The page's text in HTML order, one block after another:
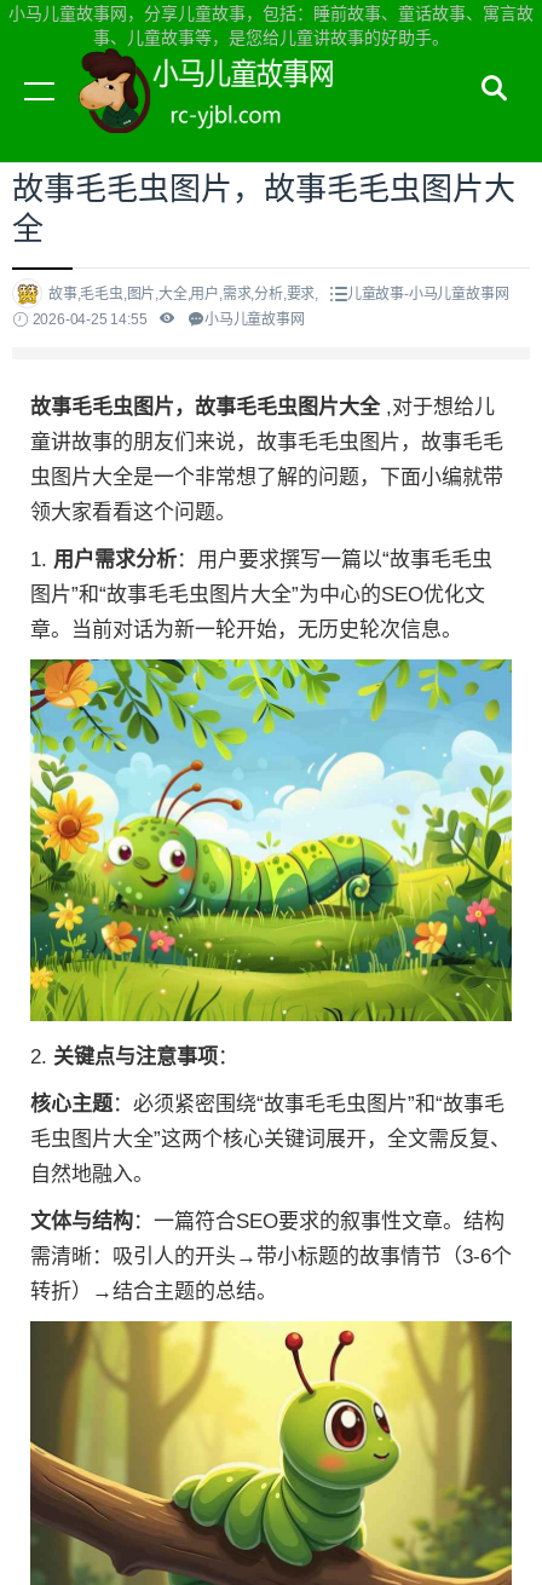
小马儿童故事网，分享儿童故事，包括：睡前故事、童话故事、寓言故
事、儿童故事等，是您给儿童讲故事的好助手。
当前位置：小马儿童故事网首页>儿童故事
故事毛毛虫图片，故事毛毛虫图片大
全
故事,毛毛虫,图片,大全,用户,需求,分析,要求,
儿童故事-小马儿童故事网
2026-04-25 14:55
小马儿童故事网
故事毛毛虫图片，故事毛毛虫图片大全 ,对于想给儿
童讲故事的朋友们来说，故事毛毛虫图片，故事毛毛
虫图片大全是一个非常想了解的问题，下面小编就带
领大家看看这个问题。
1. 用户需求分析：用户要求撰写一篇以“故事毛毛虫
图片”和“故事毛毛虫图片大全”为中心的SEO优化文
章。当前对话为新一轮开始，无历史轮次信息。
2. 关键点与注意事项：
核心主题：必须紧密围绕“故事毛毛虫图片”和“故事毛
毛虫图片大全”这两个核心关键词展开，全文需反复、
自然地融入。
文体与结构：一篇符合SEO要求的叙事性文章。结构
需清晰：吸引人的开头→带小标题的故事情节（3-6个
转折）→结合主题的总结。